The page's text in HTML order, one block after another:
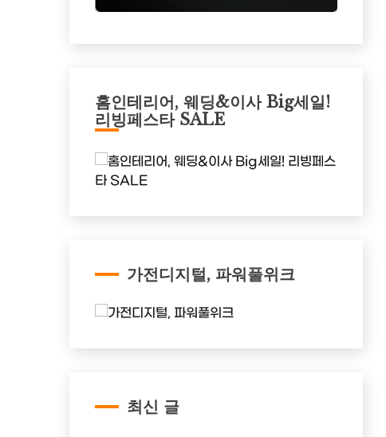
홈인테리어, 웨딩&이사 Big세일!
리빙페스타 SALE
가전디지털, 파워풀위크
최신 글